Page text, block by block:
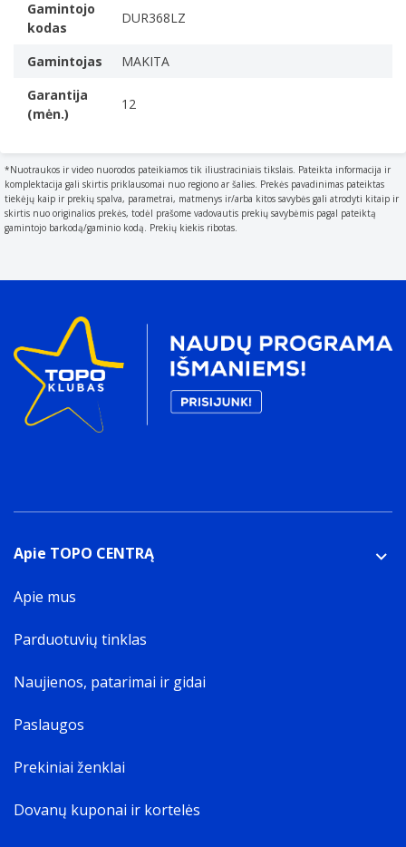
Gamintojo
kodas
DUR368LZ
Gamintojas
MAKITA
Garantija
(mėn.)
12
*Nuotraukos ir video nuorodos pateikiamos tik iliustraciniais tikslais. Pateikta informacija ir
komplektacija gali skirtis priklausomai nuo regiono ar šalies. Prekės pavadinimas pateiktas
tiekėjų kaip ir prekių spalva, parametrai, matmenys ir/arba kitos savybės gali atrodyti kitaip ir
skirtis nuo originalios prekės, todėl prašome vadovautis prekių savybėmis pagal pateiktą
gamintojo barkodą/gaminio kodą. Prekių kiekis ribotas.
Apie TOPO CENTRĄ
Apie mus
Parduotuvių tinklas
Naujienos, patarimai ir gidai
Paslaugos
Prekiniai ženklai
Dovanų kuponai ir kortelės